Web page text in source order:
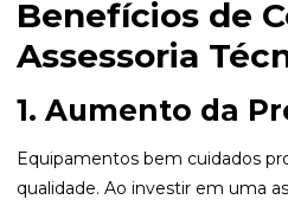
Benefícios de
Assessoria
1. Aumento da
Equipamentos bem cuidados
qualidade. Ao investir em uma